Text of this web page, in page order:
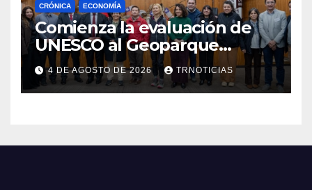
CRÓNICA ECONOMÍA
Comienza la evaluación de
UNESCO al Geoparque
Aspirante Pillanmapu en el
Maule
4 DE AGOSTO DE 2026 TRNOTICIAS